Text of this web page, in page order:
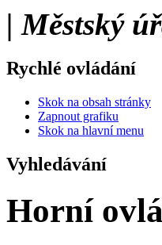
| Městský
Rychlé ovládání
Skok na obsah stránky
Zapnout grafiku
Skok na hlavní menu
Vyhledávání
Horní